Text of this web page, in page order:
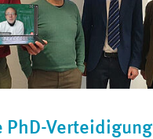
PhD-Verteidigung